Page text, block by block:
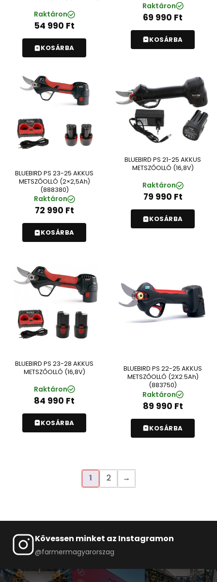
Raktáron
54 990 Ft
KOSÁRBA
Raktáron
69 990 Ft
KOSÁRBA
BLUEBIRD PS 23-25 AKKUS
METSZŐOLLÓ (2×2,5Ah)
(888380)
Raktáron
72 990 Ft
KOSÁRBA
BLUEBIRD PS 21-25 AKKUS
METSZŐOLLÓ (16,8V)
Raktáron
79 990 Ft
KOSÁRBA
BLUEBIRD PS 23-28 AKKUS
METSZŐOLLÓ (16,8V)
Raktáron
84 990 Ft
KOSÁRBA
BLUEBIRD PS 22-25 AKKUS
METSZŐOLLÓ (2X2.5Ah)
(883750)
Raktáron
89 990 Ft
KOSÁRBA
1 2 →
Kövessen minket az Instagramon
@farmermagyarorszag